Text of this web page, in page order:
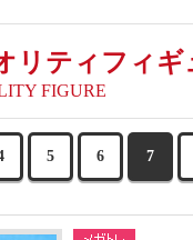
リティフィギ
FIGURE
5 6 7